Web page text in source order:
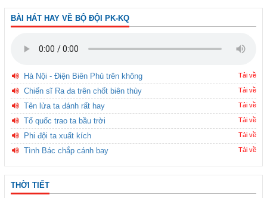
BÀI HÁT HAY VỀ BỘ ĐỘI PK-KQ
Hà Nội - Điện Biên Phủ trên không Tải về
Chiến sĩ Ra đa trên chốt biên thùy Tải về
Tên lửa ta đánh rất hay Tải về
Tổ quốc trao ta bầu trời Tải về
Phi đội ta xuất kích Tải về
Tình Bác chắp cánh bay Tải về
THỜI TIẾT